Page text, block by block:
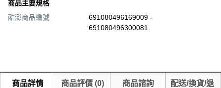
商品主要規格
酷澎商品編號
691080496169009 -
691080496300081
商品詳情 商品評價 (0) 商品諮詢
配送/換貨/退